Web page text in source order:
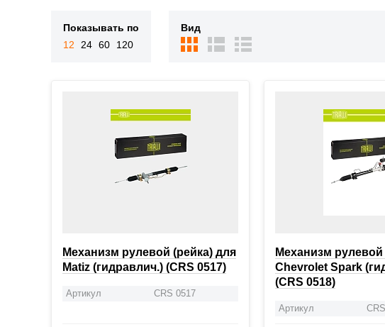
Показывать по
12
24 60 120
Вид
Механизм рулевой (рейка) для
Matiz (гидравлич.) (CRS 0517)
Артикул CRS 0517
Механизм рулевой
Chevrolet Spark
(CRS 0518)
Артикул